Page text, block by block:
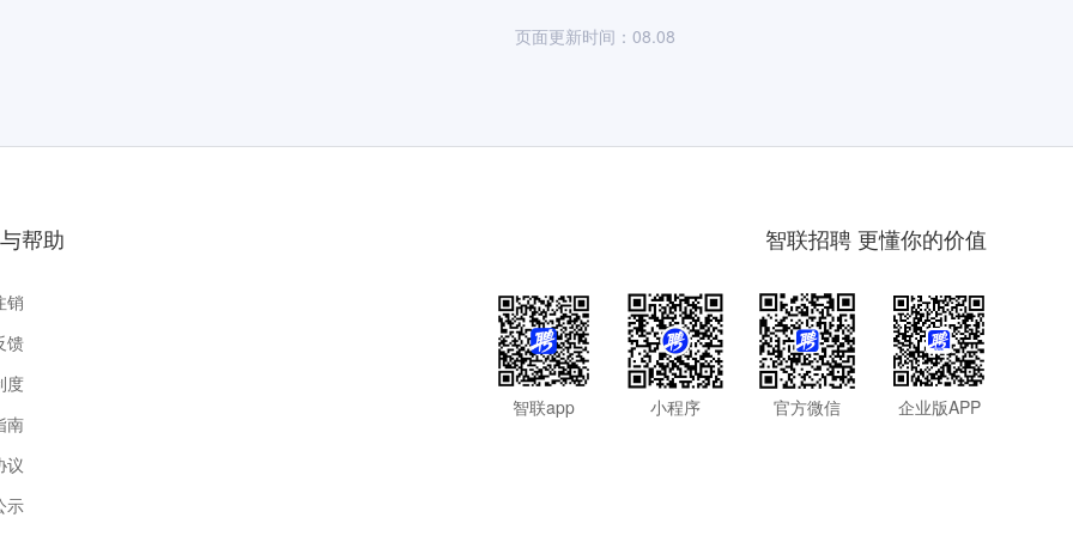
页面更新时间：08.08
帮助
销
馈
度
南
议
示
智联招聘 更懂你的价值
智联app 小程序 官方微信 企业版APP